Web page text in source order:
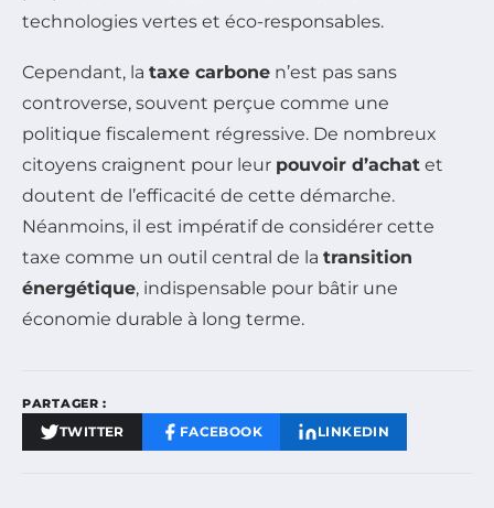
technologies vertes et éco-responsables.
Cependant, la taxe carbone n’est pas sans
controverse, souvent perçue comme une
politique fiscalement régressive. De nombreux
citoyens craignent pour leur pouvoir d’achat et
doutent de l’efficacité de cette démarche.
Néanmoins, il est impératif de considérer cette
taxe comme un outil central de la transition
énergétique, indispensable pour bâtir une
économie durable à long terme.
PARTAGER :
TWITTER FACEBOOK LINKEDIN